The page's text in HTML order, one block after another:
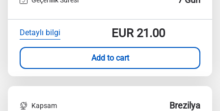
Detaylı bilgi EUR21.00
Add to cart
Kapsam Brezilya